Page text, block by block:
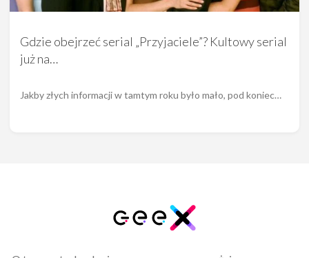
Gdzie obejrzeć serial „Przyjaciele”? Kultowy serial
już na…
Jakby złych informacji w tamtym roku było mało, pod koniec…